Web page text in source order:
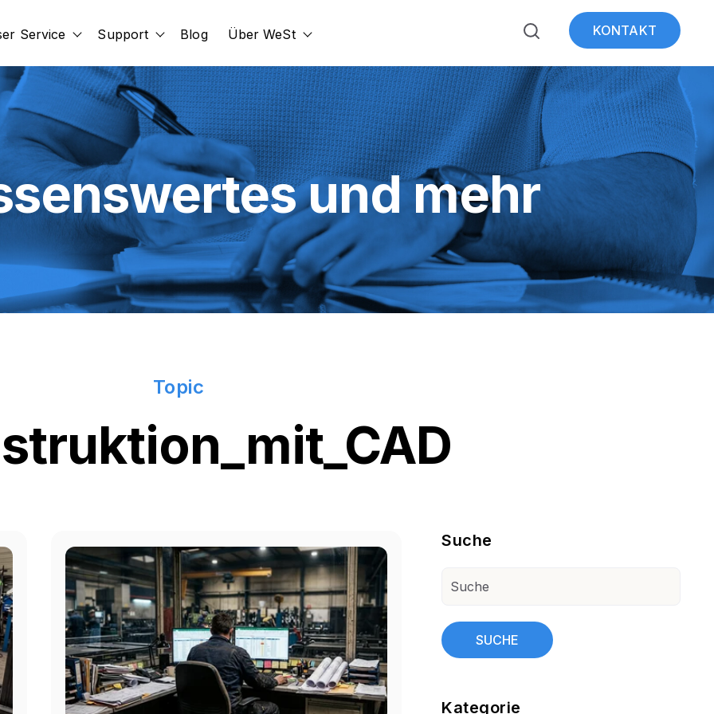
for Erweiterungen
Service Show submenu for Unser Service
Support Show submenu for Support
Blog Über WeSt Show submenu for Über WeSt KONTAKT
und mehr
Topic
Blog Sidebar
Suche
SUCHE
Kategorie